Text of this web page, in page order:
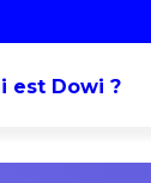
est Dowi ?